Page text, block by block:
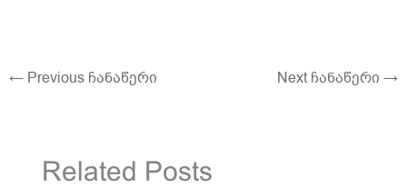
← Previous ჩანაწერი Next ჩანაწერი →
Related Posts